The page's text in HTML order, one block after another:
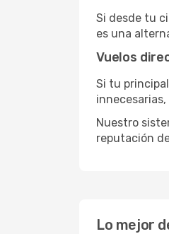
Si desde tu
es una
Vuelos
Si tu
Nuestro
reputación
Lo mejor